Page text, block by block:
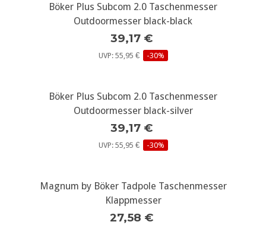
Böker Plus Subcom 2.0 Taschenmesser
Outdoormesser black-black
39,17 €
UVP: 55,95 € -30%
Böker Plus Subcom 2.0 Taschenmesser
Outdoormesser black-silver
39,17 €
UVP: 55,95 € -30%
Magnum by Böker Tadpole Taschenmesser
Klappmesser
27,58 €